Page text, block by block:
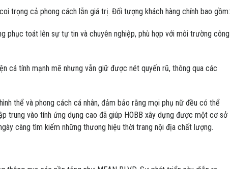
trọng cả phong cách lẫn giá trị. Đối tượng khách hàng chính bao gồm:
phục toát lên sự tự tin và chuyên nghiệp, phù hợp với môi trường công
cá tính mạnh mẽ nhưng vẫn giữ được nét quyến rũ, thông qua các
thể và phong cách cá nhân, đảm bảo rằng mọi phụ nữ đều có thể
trung vào tính ứng dụng cao đã giúp HOBB xây dựng được một cơ sở
càng tìm kiếm những thương hiệu thời trang nội địa chất lượng.